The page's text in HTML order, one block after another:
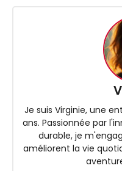
Je suis Virginie, une
ans. Passionnée par
durable, je
améliorent la vie